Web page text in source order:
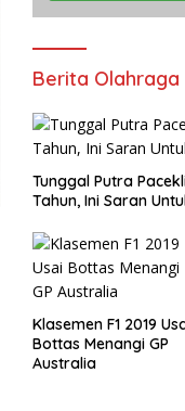
Berita Olahraga
Tunggal Putra
Tahun, Ini Saran
Klasemen F1 2019
Bottas Menangi GP
Australia